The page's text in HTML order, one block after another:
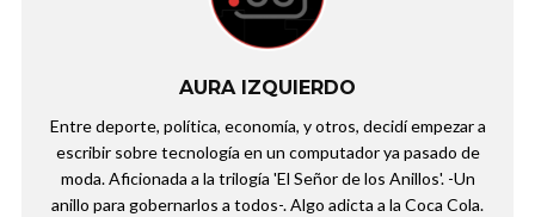
AURA IZQUIERDO
Entre deporte, política, economía, y otros, decidí empezar a
escribir sobre tecnología en un computador ya pasado de
moda. Aficionada a la trilogía 'El Señor de los Anillos'. -Un
anillo para gobernarlos a todos-. Algo adicta a la Coca Cola.